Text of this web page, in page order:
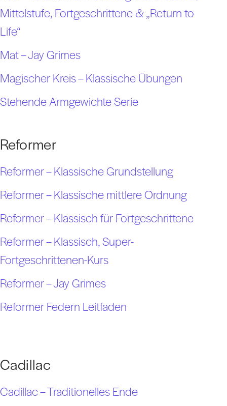
Mittelstufe, Fortgeschrittene & „Return to
Life“
Mat – Jay Grimes
Magischer Kreis – Klassische Übungen
Stehende Armgewichte Serie
Reformer
Reformer – Klassische Grundstellung
Reformer – Klassische mittlere Ordnung
Reformer – Klassisch für Fortgeschrittene
Reformer – Klassisch, Super-
Fortgeschrittenen-Kurs
Reformer – Jay Grimes
Reformer Federn Leitfaden
Cadillac
Cadillac – Traditionelles Ende